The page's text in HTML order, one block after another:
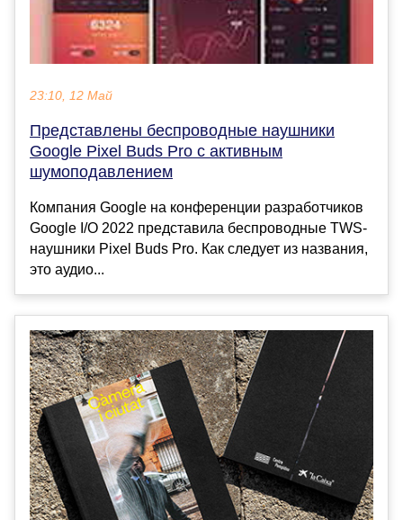
23:10, 12 Май
Представлены беспроводные наушники
Google Pixel Buds Pro с активным
шумоподавлением
Компания Google на конференции разработчиков
Google I/O 2022 представила беспроводные TWS-
наушники Pixel Buds Pro. Как следует из названия,
это аудио...